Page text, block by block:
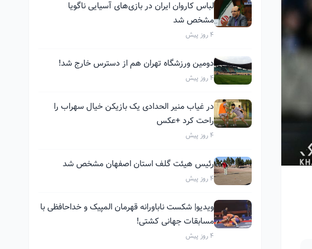
لباس کاروان ایران در بازی‌های آسیایی ناگویا
مشخص شد
4 روز پیش
دومین ورزشگاه تهران هم از دسترس خارج شد!
4 روز پیش
در غیاب منیر الحدادی یک بازیکن خیال سهراب را
راحت کرد +عکس
4 روز پیش
رئیس هیئت گلف استان اصفهان مشخص شد
4 روز پیش
ویدیو| شکست ناباورانه قهرمان المپیک و خداحافظی با
مسابقات جهانی کشتی!
4 روز پیش